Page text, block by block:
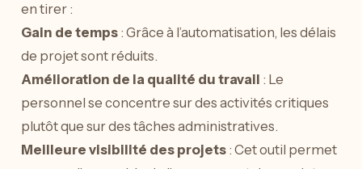
en tirer :
Gain de temps: Grâce à l’automatisation, les délais
de projet sont réduits.
Amélioration de la qualité du travail : Le
personnel se concentre sur des activités critiques
plutôt que sur des tâches administratives.
Meilleure visibilité des projets: Cet outil permet